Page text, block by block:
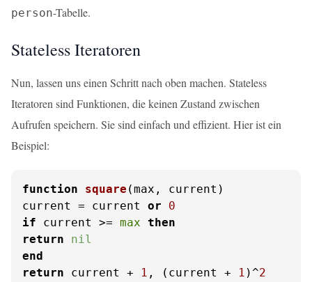
person-Tabelle.
Stateless Iteratoren
Nun, lassen uns einen Schritt nach oben machen. Stateless
Iteratoren sind Funktionen, die keinen Zustand zwischen
Aufrufen speichern. Sie sind einfach und effizient. Hier ist ein
Beispiel:
function square (max, current)
current = current or
0
if current >= max then
return
nil
end
return current + 1 , (current + 1 )^2